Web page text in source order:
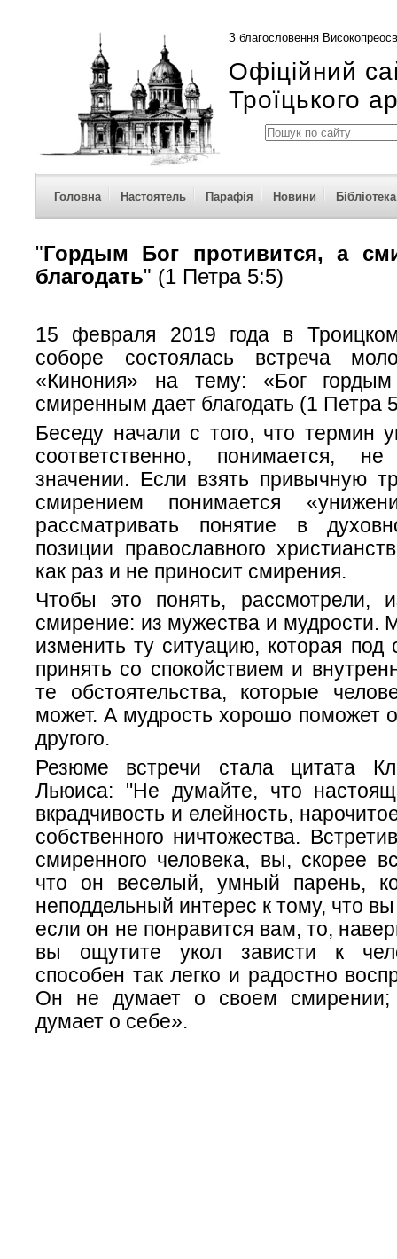
З благословення
Офіційний
Троїцького
Головна Настоятель Парафія Новини Бібліотека
"Гордым Бог противится, а
благодать" (1 Петра 5:5)
15 февраля 2019 года в
соборе состоялась встреча
«Кинония» на тему: «Бог гордым
смиренным дает благодать (1 Петра
Беседу начали с того, что термин
соответственно, понимается,
значении. Если взять привычную
смирением понимается
рассматривать понятие в
позиции православного
как раз и не приносит смирения.
Чтобы это понять, рассмотрели,
смирение: из мужества и мудрости.
изменить ту ситуацию, которая под
принять со спокойствием и
те обстоятельства, которые
может. А мудрость хорошо поможет
другого.
Резюме встречи стала цитата
Льюиса: "Не думайте, что
вкрадчивость и елейность,
собственного ничтожества.
смиренного человека, вы, скорее
что он веселый, умный парень,
неподдельный интерес к тому, что
если он не понравится вам, то,
вы ощутите укол зависти к
способен так легко и радостно
Он не думает о своем
думает о себе».